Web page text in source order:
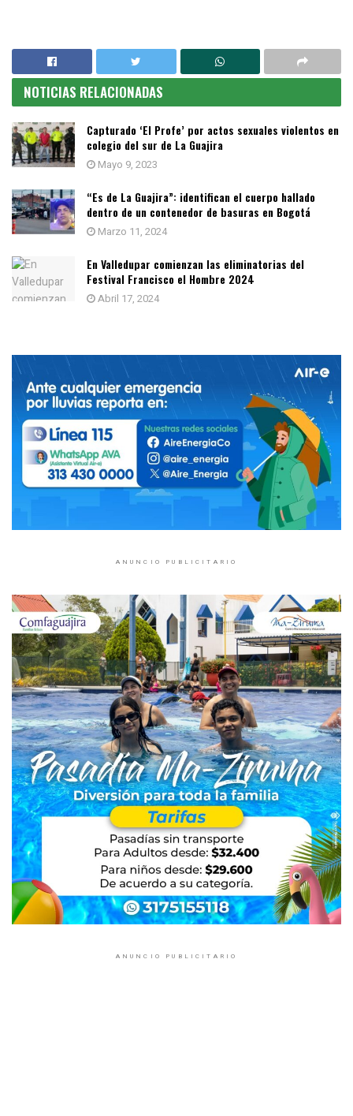
NOTICIAS RELACIONADAS
Capturado ‘El Profe’ por actos sexuales violentos en
colegio del sur de La Guajira
Mayo 9, 2023
“Es de La Guajira”: identifican el cuerpo hallado
dentro de un contenedor de basuras en Bogotá
Marzo 11, 2024
En Valledupar comienzan las eliminatorias del
Festival Francisco el Hombre 2024
Abril 17, 2024
ANUNCIO PUBLICITARIO
ANUNCIO PUBLICITARIO